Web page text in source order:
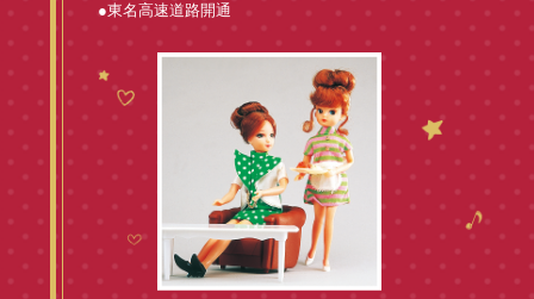
●東名高速道路開通